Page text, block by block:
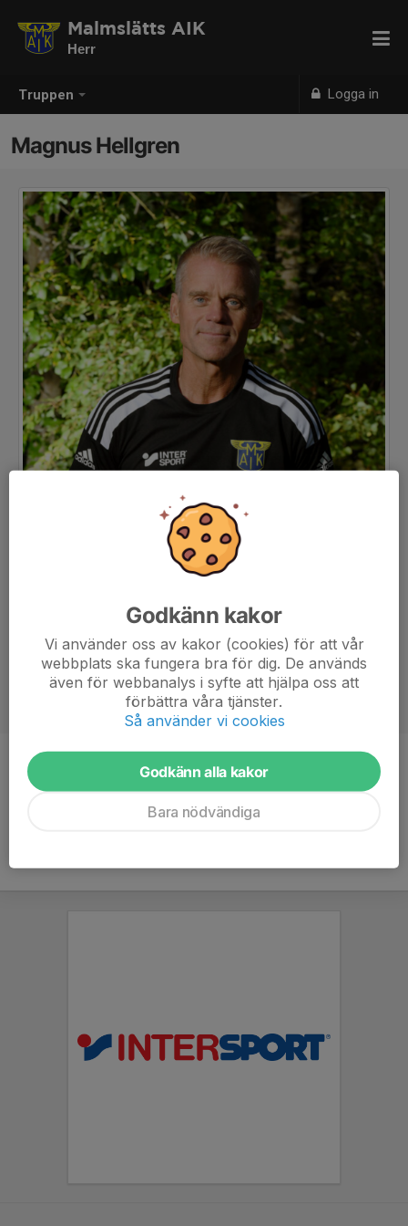
Truppen Logga in
Malmslätts AIK
Herr
Magnus Hellgren
Titel Ass. tränare
Godkänn kakor
Vi använder oss av kakor (cookies) för att vår
webbplats ska fungera bra för dig. De används
även för webbanalys i syfte att hjälpa oss att
förbättra våra tjänster.
Så använder vi cookies
Godkänn alla kakor
Bara nödvändiga